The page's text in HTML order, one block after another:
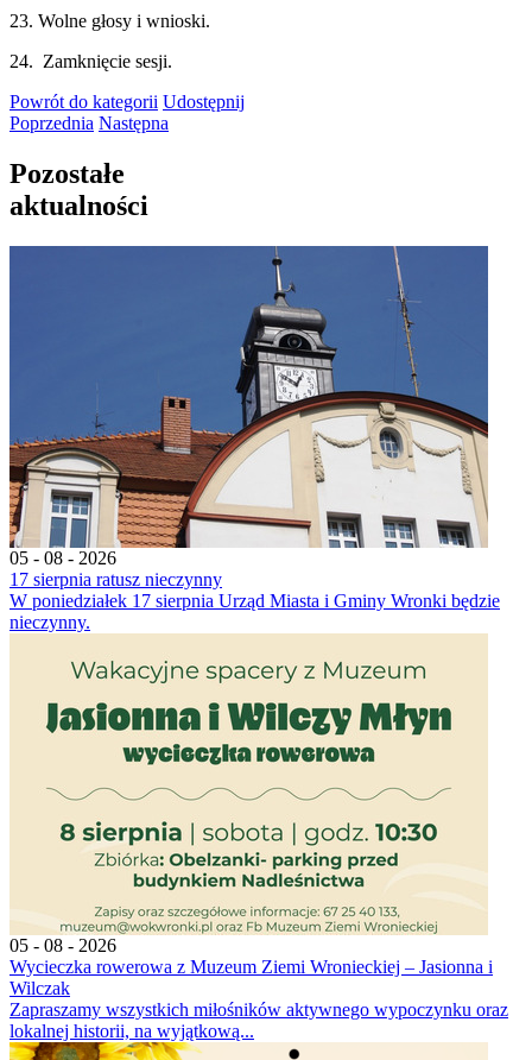
23. Wolne głosy i wnioski.
24. Zamknięcie sesji.
Powrót do kategorii Udostępnij
Poprzednia Następna
Pozostałe
aktualności
05 - 08 - 2026
17 sierpnia ratusz nieczynny
W poniedziałek 17 sierpnia Urząd Miasta i Gminy Wronki będzie
nieczynny.
05 - 08 - 2026
Wycieczka rowerowa z Muzeum Ziemi Wronieckiej – Jasionna i
Wilczak
Zapraszamy wszystkich miłośników aktywnego wypoczynku oraz
lokalnej historii, na wyjątkową...